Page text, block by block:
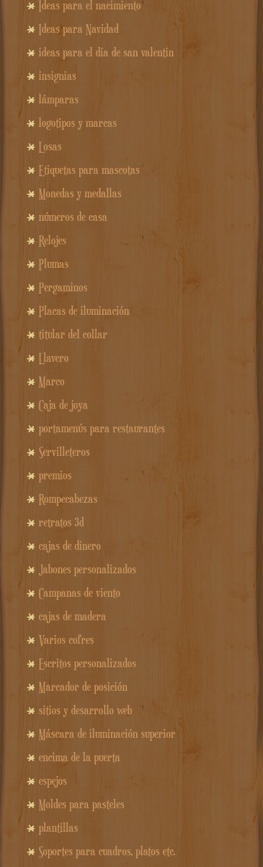
Ideas para el nacimiento
Ideas para Navidad
ideas para el dia de san valentin
insignias
lámparas
logotipos y marcas
Losas
Etiquetas para mascotas
Monedas y medallas
números de casa
Relojes
Plumas
Pergaminos
Placas de iluminación
titular del collar
Llavero
Marco
Caja de joya
portamenús para restaurantes
Servilleteros
premios
Rompecabezas
retratos 3d
cajas de dinero
Jabones personalizados
Campanas de viento
cajas de madera
Varios cofres
Escritos personalizados
Marcador de posición
sitios y desarrollo web
Máscara de iluminación superior
encima de la puerta
espejos
Moldes para pasteles
plantillas
Soportes para cuadros, platos etc.